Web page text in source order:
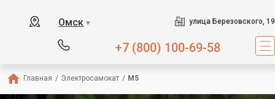
Омск ▼ улица Березовского, 19
+7 (800) 100-69-58
Главная / Электросамокат / M5